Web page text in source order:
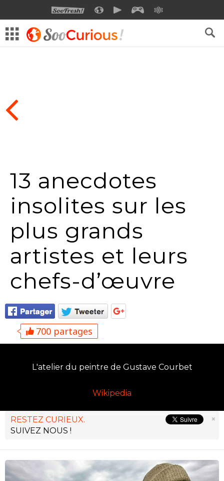
SOOFRESHSOOCURIOUSSOOMOTIONSOOGEEK
13 anecdotes
insolites sur les
plus grands
artistes et leurs
chefs-d’œuvre
700 partages
L'atelier du peintre de Gustave Courbet
Wikipedia
×
RESTEZ CURIEUX.
SUIVEZ NOUS !